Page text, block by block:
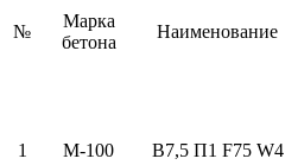
№
Марка
бетона
Наименование
1 М-100 В7,5 П1 F75 W4